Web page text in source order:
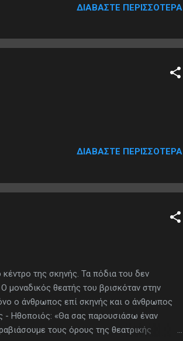
και τα χλωρά. Διότι άνθρωποι σαν
ΔΙΑΒΆΣΤΕ ΠΕΡΙΣΣΌΤΕΡΑ
ΔΙΑΒΆΣΤΕ ΠΕΡΙΣΣΌΤΕΡΑ
της σκηνής. Τα πόδια του δεν
μοναδικός θεατής του βρισκόταν στην
ο άνθρωπος επί σκηνής και ο άνθρωπος
Ηθοποιός: «Θα σας παρουσιάσω έναν
τους όρους της θεατρικής